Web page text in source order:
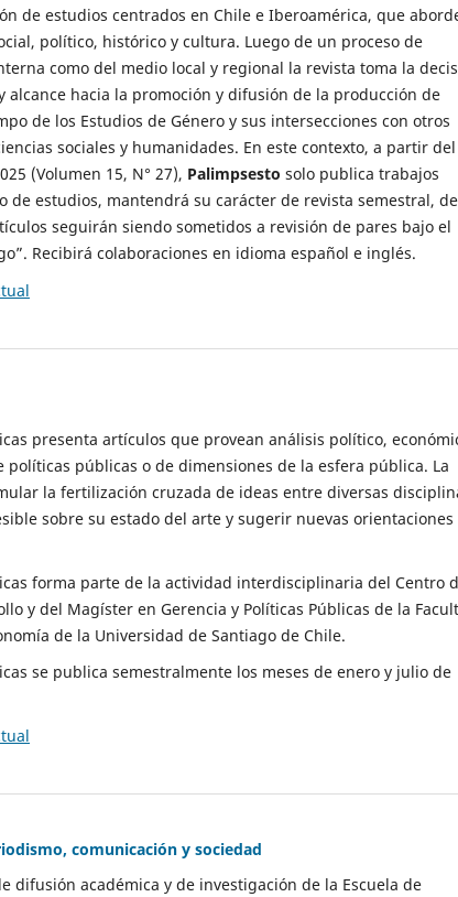
de estudios centrados en Chile e Iberoamérica, que
político, histórico y cultura. Luego de un proceso de
como del medio local y regional la revista toma la
alcance hacia la promoción y difusión de la producción de
de los Estudios de Género y sus intersecciones con otros
sociales y humanidades. En este contexto, a partir del
(Volumen 15, N° 27), Palimpsesto solo publica trabajos
de estudios, mantendrá su carácter de revista semestral, de
seguirán siendo sometidos a revisión de pares bajo el
Recibirá colaboraciones en idioma español e inglés.
presenta artículos que provean análisis político,
políticas públicas o de dimensiones de la esfera pública. La
la fertilización cruzada de ideas entre diversas
sobre su estado del arte y sugerir nuevas orientaciones
forma parte de la actividad interdisciplinaria del Centro
y del Magíster en Gerencia y Políticas Públicas de la
de la Universidad de Santiago de Chile.
se publica semestralmente los meses de enero y julio de
comunicación y sociedad
difusión académica y de investigación de la Escuela de